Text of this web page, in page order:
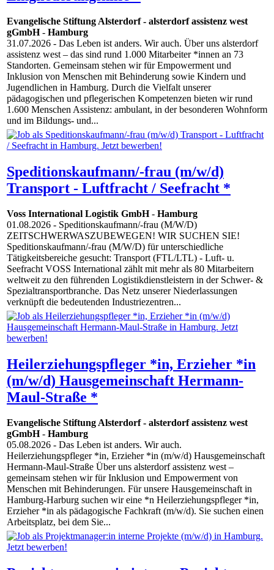
Evangelische Stiftung Alsterdorf - alsterdorf assistenz west
gGmbH- Hamburg
31.07.2026 - Das Leben ist anders. Wir auch. Über uns alsterdorf
assistenz west – das sind rund 1.000 Mitarbeiter *innen an 73
Standorten. Gemeinsam stehen wir für Empowerment und
Inklusion von Menschen mit Behinderung sowie Kindern und
Jugendlichen in Hamburg. Durch die Vielfalt unserer
pädagogischen und pflegerischen Kompetenzen bieten wir rund
1.600 Menschen Assistenz: ambulant, in der besonderen Wohnform
und im Bildungs- und...
Speditionskaufmann/-frau (m/w/d)
Transport - Luftfracht / Seefracht *
Voss International Logistik GmbH- Hamburg
01.08.2026 - Speditionskaufmann/-frau (M/W/D)
ZEITSCHWERWASZUBEWEGEN! WIR SUCHEN SIE!
Speditionskaufmann/-frau (M/W/D) für unterschiedliche
Tätigkeitsbereiche gesucht: Transport (FTL/LTL) - Luft- u.
Seefracht VOSS International zählt mit mehr als 80 Mitarbeitern
weltweit zu den führenden Logistikdienstleistern in der Schwer- &
Spezialtransportbranche. Das Netz unserer Niederlassungen
verknüpft die bedeutenden Industriezentren...
Heilerziehungspfleger *in, Erzieher *in
(m/w/d) Hausgemeinschaft Hermann-
Maul-Straße *
Evangelische Stiftung Alsterdorf - alsterdorf assistenz west
gGmbH- Hamburg
05.08.2026 - Das Leben ist anders. Wir auch.
Heilerziehungspfleger *in, Erzieher *in (m/w/d) Hausgemeinschaft
Hermann-Maul-Straße Über uns alsterdorf assistenz west –
gemeinsam stehen wir für Inklusion und Empowerment von
Menschen mit Behinderungen. Für unsere Hausgemeinschaft in
Hamburg-Harburg suchen wir eine *n Heilerziehungspfleger *in,
Erzieher *in als pädagogische Fachkraft (m/w/d). Sie suchen einen
Arbeitsplatz, bei dem Sie...